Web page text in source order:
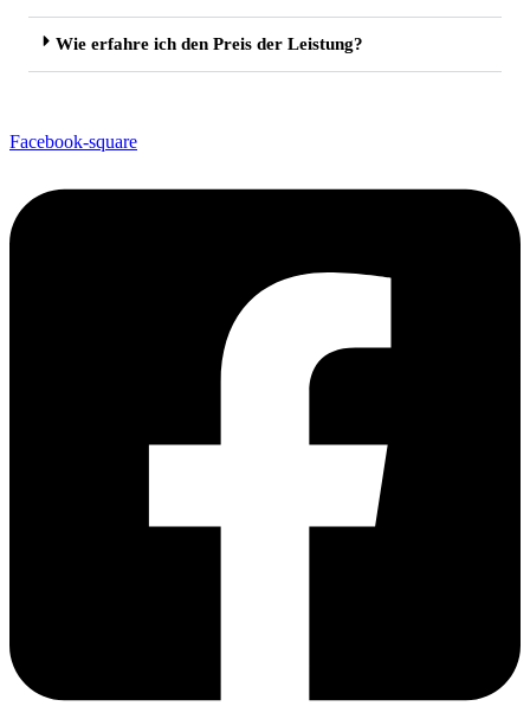
Wie erfahre ich den Preis der Leistung?
Facebook-square